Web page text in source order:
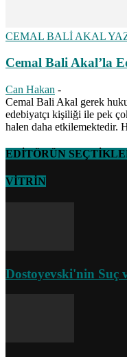
CEMAL BALİ AKAL
Cemal Bali Akal’la
Can Hakan -
Cemal Bali Akal gerek
edebiyatçı kişiliği ile pek
halen daha etkilemektedir.
EDİTÖRÜN
VİTRİN
Dostoyevski'nin Suç